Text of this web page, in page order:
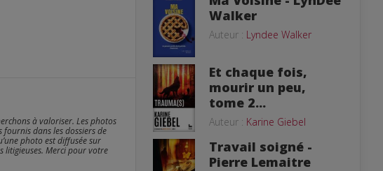
à valoriser. Les photos
fournis dans les dossiers de
photo est diffusée sur
litigieuses. Merci pour votre
Walker
Auteur : Lyndee Walker
Et chaque fois,
mourir un peu,
tome 2...
Auteur : Karine Giebel
Travail soigné -
Pierre Lemaitre